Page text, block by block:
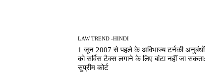
LAW TREND -HINDI
1 जून 2007 से पहले के अविभाज्य टर्नकी अनुबंधों
को सर्विस टैक्स लगाने के लिए बांटा नहीं जा सकता:
सुप्रीम कोर्ट